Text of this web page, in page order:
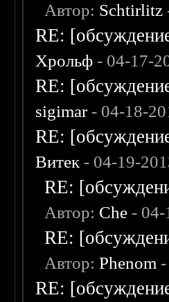
Автор: Schtirlitz
RE:
Хрольф - 04-17-
RE:
sigimar- 04-18-
RE:
Витек - 04-19-
RE:
Автор: Che -
RE:
Автор:Phenom
RE: